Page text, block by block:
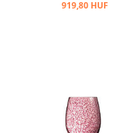
919,80 HUF